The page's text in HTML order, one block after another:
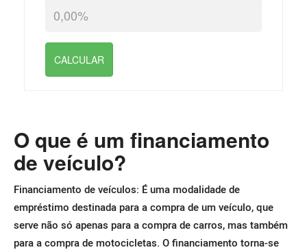
CALCULAR
O que é um financiamento
de veículo?
Financiamento de veículos: É uma modalidade de
empréstimo destinada para a compra de um veículo, que
serve não só apenas para a compra de carros, mas também
para a compra de motocicletas. O financiamento torna-se